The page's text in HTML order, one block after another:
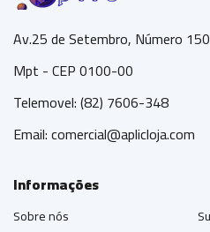
Av.25 de Setembro, Número
Mpt - CEP 0100-00
Telemovel: (82) 7606-348
Email:comercial@aplicloja.com
Informações
Sobre nós